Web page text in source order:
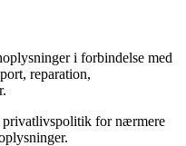
i forbindelse med
reparation,
for nærmere